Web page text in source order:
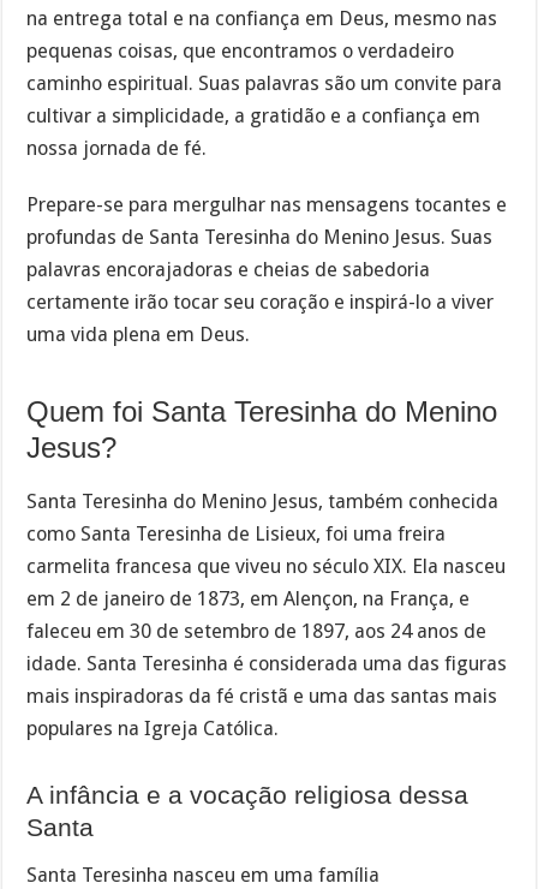
na entrega total e na confiança em Deus, mesmo nas
pequenas coisas, que encontramos o verdadeiro
caminho espiritual. Suas palavras são um convite para
cultivar a simplicidade, a gratidão e a confiança em
nossa jornada de fé.
Prepare-se para mergulhar nas mensagens tocantes e
profundas de Santa Teresinha do Menino Jesus. Suas
palavras encorajadoras e cheias de sabedoria
certamente irão tocar seu coração e inspirá-lo a viver
uma vida plena em Deus.
Quem foi Santa Teresinha do Menino
Jesus?
Santa Teresinha do Menino Jesus, também conhecida
como Santa Teresinha de Lisieux, foi uma freira
carmelita francesa que viveu no século XIX. Ela nasceu
em 2 de janeiro de 1873, em Alençon, na França, e
faleceu em 30 de setembro de 1897, aos 24 anos de
idade. Santa Teresinha é considerada uma das figuras
mais inspiradoras da fé cristã e uma das santas mais
populares na Igreja Católica.
A infância e a vocação religiosa dessa
Santa
Santa Teresinha nasceu em uma família